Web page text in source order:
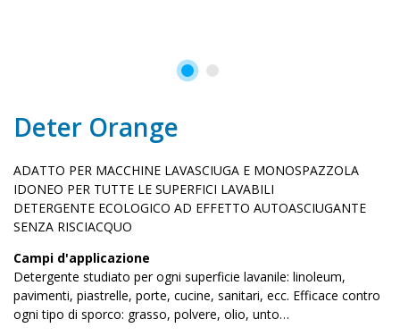
Deter Orange
ADATTO PER MACCHINE LAVASCIUGA E MONOSPAZZOLA
IDONEO PER TUTTE LE SUPERFICI LAVABILI
DETERGENTE ECOLOGICO AD EFFETTO AUTOASCIUGANTE
SENZA RISCIACQUO
Campi d'applicazione
Detergente studiato per ogni superficie lavanile: linoleum,
pavimenti, piastrelle, porte, cucine, sanitari, ecc. Efficace contro
ogni tipo di sporco: grasso, polvere, olio, unto…